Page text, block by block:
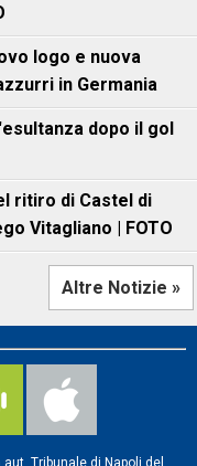
logo e nuova
in Germania
dopo il gol
ritiro di Castel di
Vitagliano | FOTO
Altre Notizie »
Tribunale di Napoli del